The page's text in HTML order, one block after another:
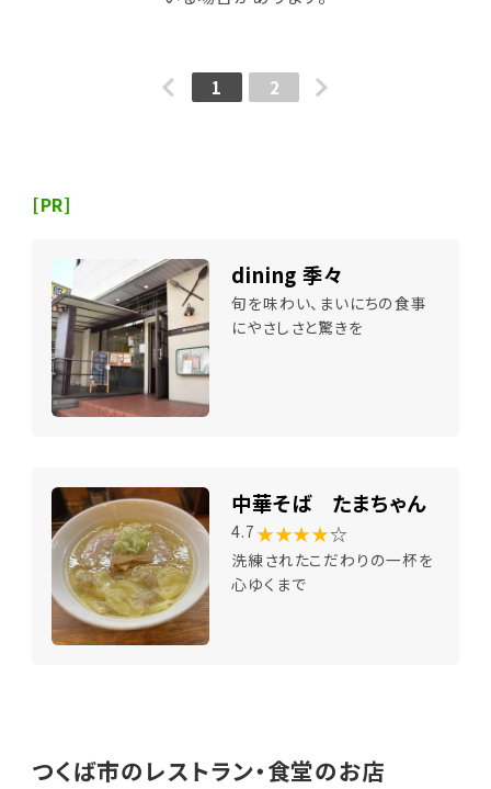
1 2
[PR]
dining 季々
旬を味わい、まいにちの食事
にやさしさと驚きを
中華そば たまちゃん
4.7 ★★★★☆
洗練されたこだわりの一杯を
心ゆくまで
つくば市のレストラン・食堂のお店